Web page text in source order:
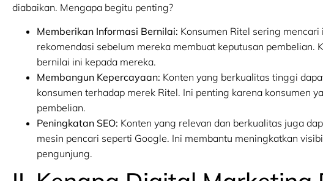
diabaikan. Mengapa begitu penting?
Memberikan Informasi Bernilai: Konsumen Ritel sering
rekomendasi sebelum mereka membuat keputusan pembelian.
bernilai ini kepada mereka.
Membangun Kepercayaan: Konten yang berkualitas tinggi
konsumen terhadap merek Ritel. Ini penting karena konsumen
pembelian.
Peningkatan SEO: Konten yang relevan dan berkualitas juga
mesin pencari seperti Google. Ini membantu meningkatkan
pengunjung.